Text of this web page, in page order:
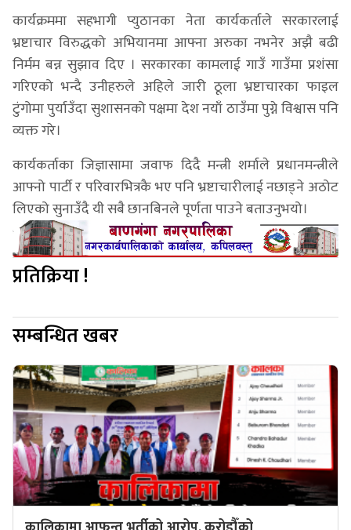
कार्यक्रममा सहभागी प्युठानका नेता कार्यकर्ताले सरकारलाई
भ्रष्टाचार विरुद्धको अभियानमा आफ्ना अरुका नभनेर अझै बढी
निर्मम बन्न सुझाव दिए । सरकारका कामलाई गाउँ गाउँमा प्रशंसा
गरिएको भन्दै उनीहरुले अहिले जारी ठूला भ्रष्टाचारका फाइल
टुंगोमा पुर्याउँदा सुशासनको पक्षमा देश नयाँ ठाउँमा पुग्ने विश्वास पनि
व्यक्त गरे।
कार्यकर्ताका जिज्ञासामा जवाफ दिदै मन्त्री शर्माले प्रधानमन्त्रीले
आफ्नो पार्टी र परिवारभित्रकै भए पनि भ्रष्टाचारीलाई नछाड्ने अठोट
लिएको सुनाउँदै यी सबै छानबिनले पूर्णता पाउने बताउनुभयो।
प्रतिक्रिया !
सम्बन्धित खबर